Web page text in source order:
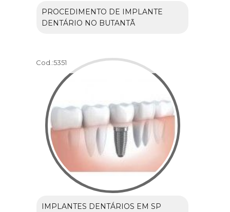
PROCEDIMENTO DE IMPLANTE
DENTÁRIO NO BUTANTÃ
Cod.:5351
IMPLANTES DENTÁRIOS EM SP